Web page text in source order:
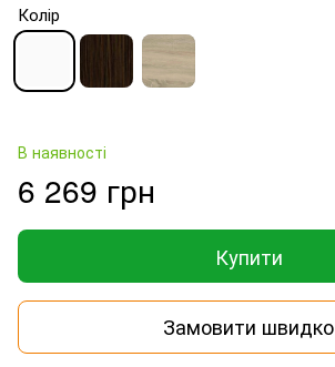
Колір
В наявності
6 269 грн
Купити
Замовити швидко